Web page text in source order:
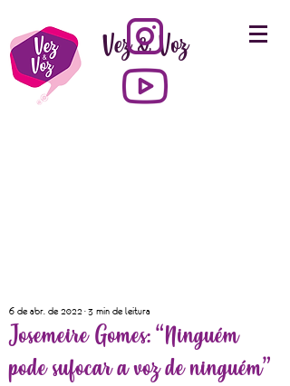
Vez & Voz
Josemeire Gomes: “Ninguém
pode sufocar a voz de ninguém”
6 de abr. de 2022 3 min de leitura